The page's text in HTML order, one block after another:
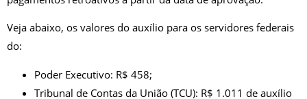
Veja abaixo, os valores do auxílio para os servidores federais
do:
Poder Executivo: R$ 458;
Tribunal de Contas da União (TCU): R$ 1.011 de auxílio